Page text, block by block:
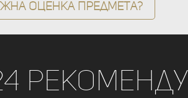
оценка предмета?